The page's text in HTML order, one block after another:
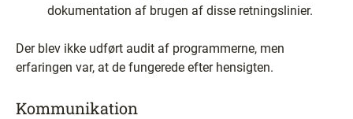
dokumentation af brugen af disse retningslinier.
Der blev ikke udført audit af programmerne, men
erfaringen var, at de fungerede efter hensigten.
Kommunikation